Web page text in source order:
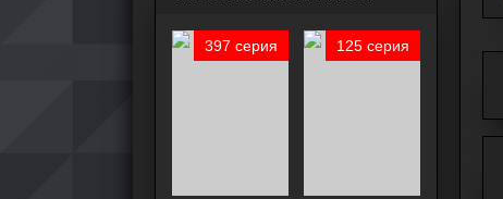
397 серия 125 серия